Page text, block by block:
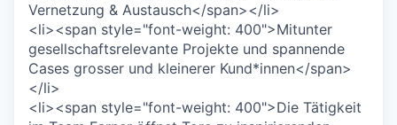
Vernetzung & Austausch</span></li>
<li><span style="font-weight: 400">Mitunter
gesellschaftsrelevante Projekte und spannende
Cases grosser und kleinerer Kund*innen</span>
</li>
<li><span style="font-weight: 400">Die Tätigkeit